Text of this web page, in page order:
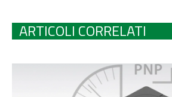
ARTICOLI CORRELATI